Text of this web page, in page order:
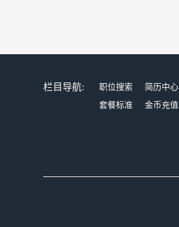
栏目导航: 职位搜索 简历中心
套餐标准
金币充值